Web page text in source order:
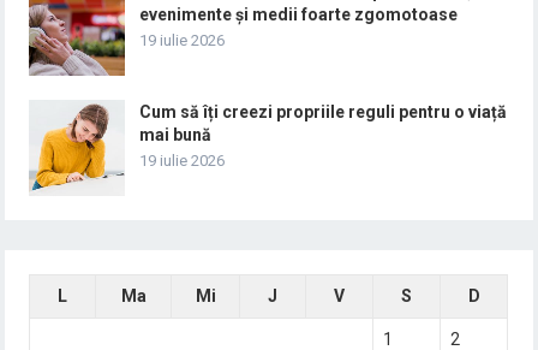
evenimente și medii foarte zgomotoase
19 iulie 2026
Cum să îți creezi propriile reguli pentru o viață
mai bună
19 iulie 2026
L Ma Mi J V S D
1 2